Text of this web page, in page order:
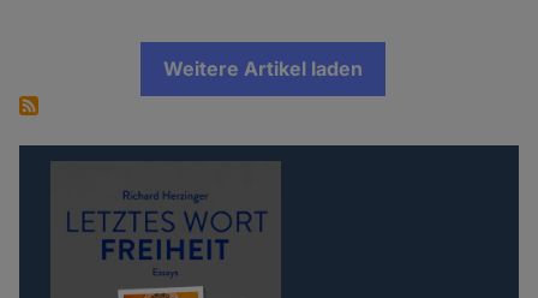
Weitere Artikel laden